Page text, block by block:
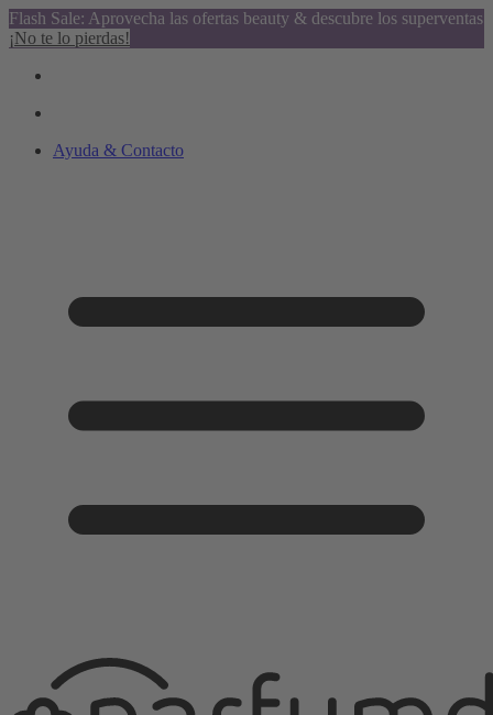
Flash Sale: Aprovecha las ofertas beauty & descubre los superventas
¡No te lo pierdas!
Ayuda & Contacto